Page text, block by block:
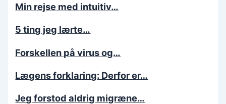
Min rejse med intuitiv…
5 ting jeg lærte…
Forskellen på virus og…
Lægens forklaring: Derfor er…
Jeg forstod aldrig migræne…